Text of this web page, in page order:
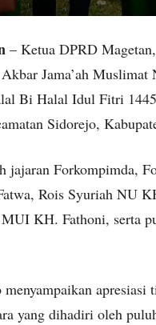
– Ketua DPRD
Jama’ah
Bi Halal Idul Fitri
Sidorejo,
jajaran Forkompimda,
Rois Syuriah NU
KH. Fathoni, serta
yang dihadiri oleh